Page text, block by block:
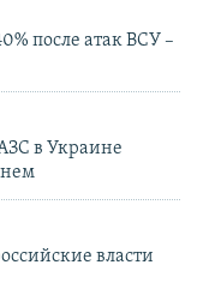
после атак ВСУ –
в Украине
власти